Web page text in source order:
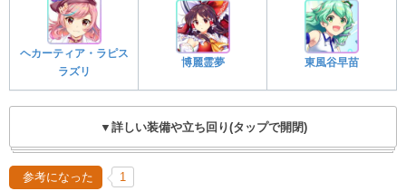
ヘカーティア・ラピス
ラズリ
博麗霊夢 東風谷早苗
▼詳しい装備や立ち回り(タップで開閉)
参考になった 1